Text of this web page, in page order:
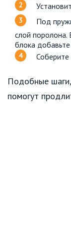
Под
слой поролона.
блока
Соберите
Подобные
помогут